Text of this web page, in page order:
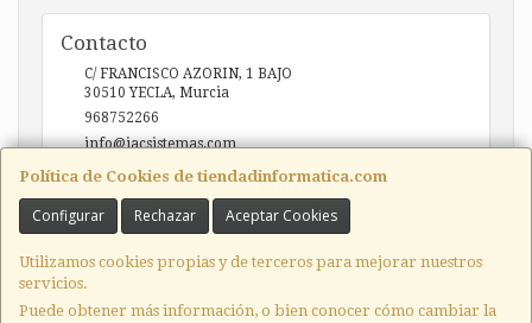
Política de Cookies de tiendadinformatica.com
Configurar Rechazar Aceptar Cookies
Utilizamos cookies propias y de terceros para mejorar nuestros
servicios.
Puede obtener más información, o bien conocer cómo cambiar la
Contacto
C/ FRANCISCO AZORIN, 1 BAJO
30510 YECLA, Murcia
968752266
info@iacsistemas.com
Horario